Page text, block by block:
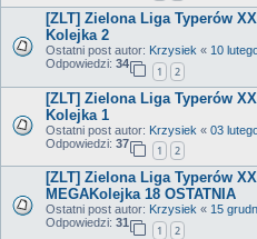
[ZLT] Zielona Liga Typerów
Kolejka 2
Ostatni post autor: Krzysiek « 10
Odpowiedzi: 34
1 2
[ZLT] Zielona Liga Typerów
Kolejka 1
Ostatni post autor: Krzysiek « 03
Odpowiedzi: 37
1 2
[ZLT] Zielona Liga Typerów
MEGAKolejka 18 OSTATNIA
Ostatni post autor: Krzysiek « 15
Odpowiedzi: 31
1 2